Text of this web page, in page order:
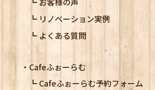
リノベーション実例
よくある質問
Cafeふぉーらむ
Cafeふぉーらむ予約フォーム